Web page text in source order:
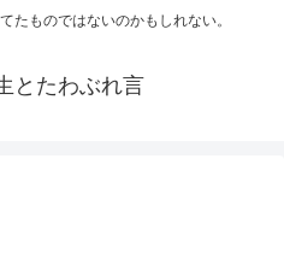
たものではないのかもしれない。
とたわぶれ言